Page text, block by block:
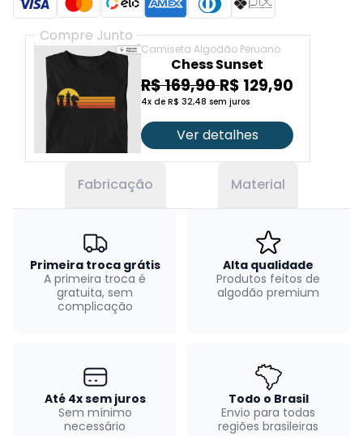
Compre Junto
Camiseta Algodão Peruano
Chess Sunset
R$ 169,90 R$ 129,90
4x de R$ 32,48 sem juros
Ver detalhes
Fabricação Material
Primeira troca grátis
A primeira troca é
gratuita, sem
complicação
Alta qualidade
Produtos feitos de
algodão premium
Até 4x sem juros
Sem mínimo
necessário
Todo o Brasil
Envio para todas
regiões brasileiras